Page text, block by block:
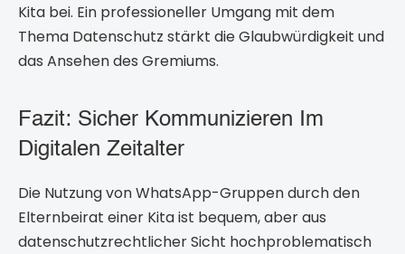
Kita bei. Ein professioneller Umgang mit dem
Thema Datenschutz stärkt die Glaubwürdigkeit und
das Ansehen des Gremiums.
Fazit: Sicher Kommunizieren Im
Digitalen Zeitalter
Die Nutzung von WhatsApp-Gruppen durch den
Elternbeirat einer Kita ist bequem, aber aus
datenschutzrechtlicher Sicht hochproblematisch